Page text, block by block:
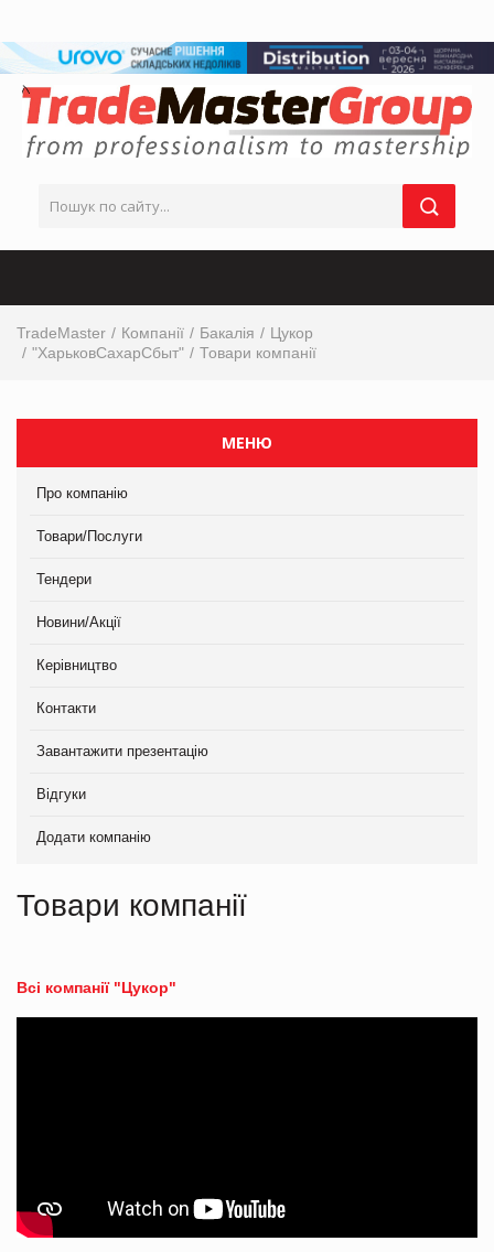
TradeMaster Компанії Бакалія
Цукор
"ХарьковСахарСбыт"
Товари компанії
МЕНЮ
Про компанію
Товари/Послуги
Тендери
Новини/Акції
Керівництво
Контакти
Завантажити презентацію
Відгуки
Додати компанію
Товари компанії
Всі компанії "Цукор"